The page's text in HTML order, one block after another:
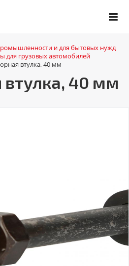
и для бытовых нужд
для грузовых автомобилей
втулка, 40 мм
втулка, 40 мм